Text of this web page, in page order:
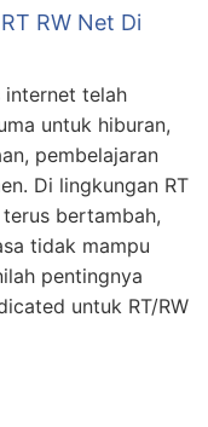
RW Net Di
internet telah
untuk hiburan,
pembelajaran
Di lingkungan RT
bertambah,
tidak mampu
pentingnya
untuk RT/RW